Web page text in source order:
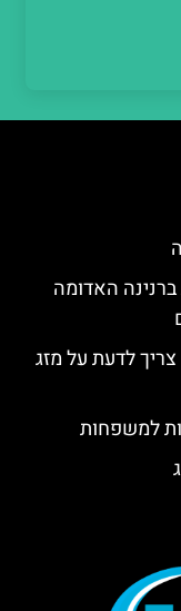
האדומה
לדעת על מזג
למשפחות